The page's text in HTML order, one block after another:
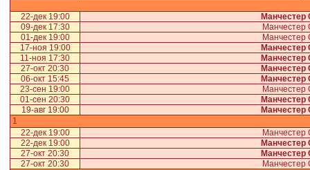
22-дек 19:00
Манчестер
09-дек 17:30
Манчестер
01-дек 19:00
Манчестер
17-ноя 19:00
Манчестер
11-ноя 17:30
Манчестер
27-окт 20:30
Манчестер
06-окт 15:45
Манчестер
23-сен 19:00
Манчестер
01-сен 20:30
Манчестер
19-авг 19:00
Манчестер
1
22-дек 19:00
Манчестер
22-дек 19:00
Манчестер
27-окт 20:30
Манчестер
27-окт 20:30
Манчестер